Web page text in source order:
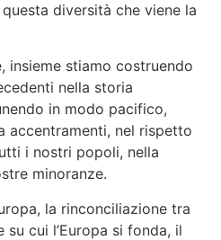
diversità che viene la
insieme stiamo costruendo
nella storia
in modo pacifico,
accentramenti, nel rispetto
i nostri popoli, nella
minoranze.
la rinconciliazione tra
cui l’Europa si fonda, il